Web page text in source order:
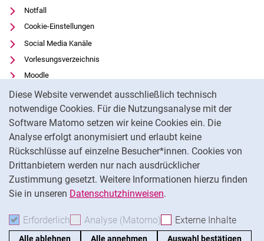
Diese Website verwendet ausschließlich technisch
notwendige Cookies. Für die Nutzungsanalyse mit der
Software Matomo setzen wir keine Cookies ein. Die
Analyse erfolgt anonymisiert und erlaubt keine
Rückschlüsse auf einzelne Besucher*innen. Cookies von
Drittanbietern werden nur nach ausdrücklicher
Zustimmung gesetzt. Weitere Informationen hierzu finden
Sie in unseren Datenschutzhinweisen.
Erforderlich Erforderliche Cookies akzeptieren
Analyse (Matomo) Analyse-Cookies
Externe Inhalte
Alle ablehnen Alle annehmen Auswahl bestätigen
Notfall
Cookie-Einstellungen
Social Media Kanäle
Vorlesungsverzeichnis
Moodle
Panopto
Universitätsbibliothek
Datenschutz
Barrierefreiheit
Transparenter KI-Einsatz